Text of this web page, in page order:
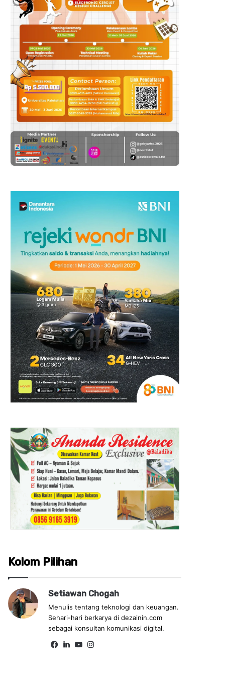
Kolom Pilihan
Setiawan Chogah
Menulis tentang teknologi dan keuangan.
Sehari-hari berkarya di dezainin.com
sebagai konsultan komunikasi digital.
Fa Lin Yo